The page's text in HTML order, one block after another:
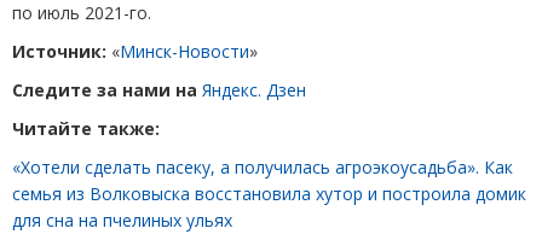
по июль 2021-го.
Источник: «Минск-Новости»
Следите за нами на Яндекс. Дзен
Читайте также:
«Хотели сделать пасеку, а получилась агроэкоусадьба». Как
семья из Волковыска восстановила хутор и построила домик
для сна на пчелиных ульях